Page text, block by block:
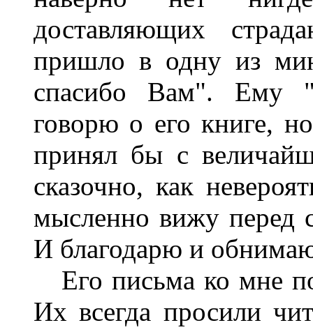
доставляющих
пришло в одну из
спасибо Вам". Ему
говорю о его книге,
принял бы с
сказочно, как
мысленно вижу перед
И благодарю и
Его письма ко мне
Их всегда просили